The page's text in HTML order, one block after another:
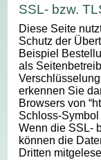
SSL- bzw.
Diese Seite
Schutz der
Beispiel
als
erkennen Sie
Browsers von
Schloss-
Wenn die SSL-
können die
Dritten